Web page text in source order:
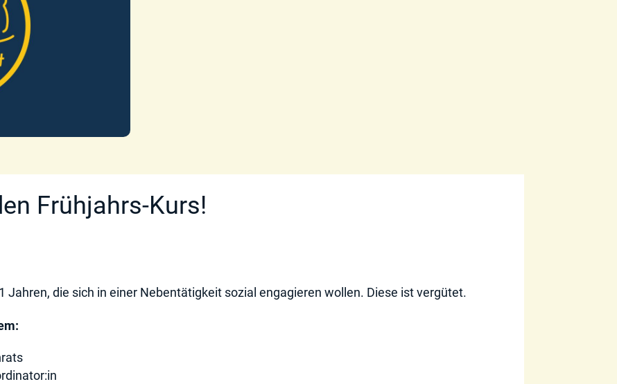
Frühjahrs-Kurs!
Jahren, die sich in einer Nebentätigkeit sozial engagieren wollen. Diese ist vergütet.